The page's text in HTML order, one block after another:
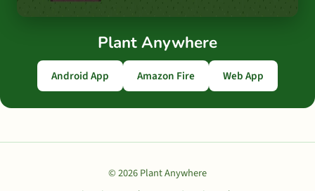
Plant Anywhere
Android App Amazon Fire Web App
© 2026 Plant Anywhere